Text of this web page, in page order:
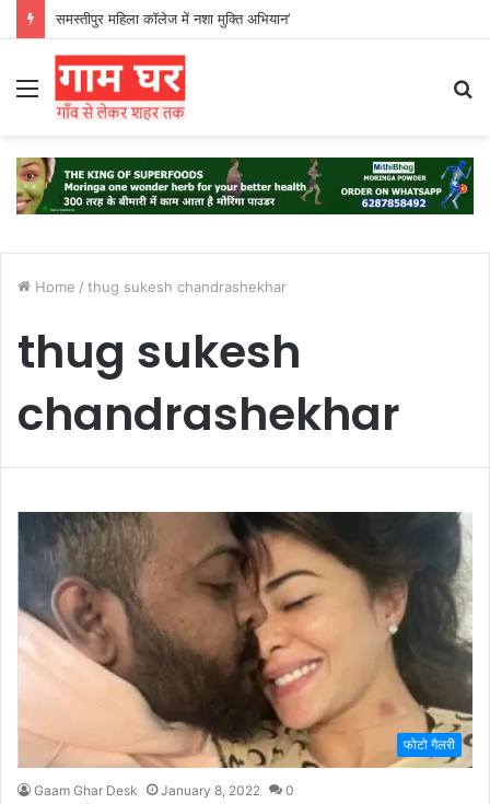
समस्तीपुर महिला कॉलेज में नशा मुक्ति अभियान’
Menu
Home / thug sukesh chandrashekhar
thug sukesh
chandrashekhar
फोटो गैलरी
Gaam Ghar Desk January 8, 2022 0